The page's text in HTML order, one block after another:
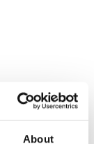
About